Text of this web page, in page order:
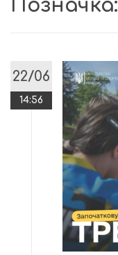
Позначка:
22/06
14:56